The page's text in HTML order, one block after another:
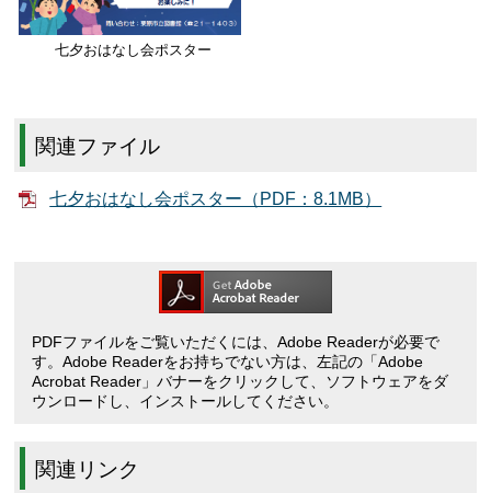
七夕おはなし会ポスター
関連ファイル
七夕おはなし会ポスター（PDF：8.1MB）
PDFファイルをご覧いただくには、Adobe Readerが必要で
す。Adobe Readerをお持ちでない方は、左記の「Adobe
Acrobat Reader」バナーをクリックして、ソフトウェアをダ
ウンロードし、インストールしてください。
関連リンク